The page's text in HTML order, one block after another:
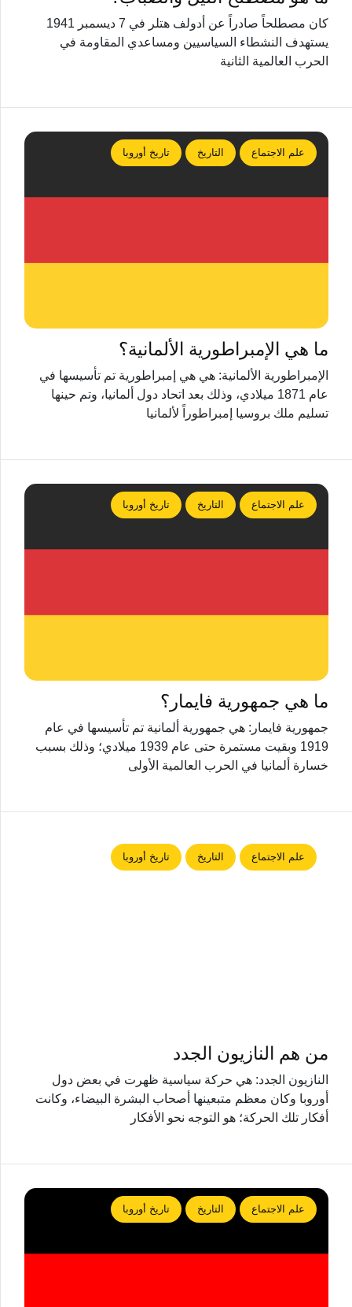
كان مصطلحاً صادراً عن أدولف هتلر في 7 ديسمبر 1941
يستهدف النشطاء السياسيين ومساعدي المقاومة في
الحرب العالمية الثانية
علم الاجتماع التاريخ تاريخ أوروبا
ما هي الإمبراطورية الألمانية؟
الإمبراطورية الألمانية: هي هي إمبراطورية تم تأسيسها في
عام 1871 ميلادي، وذلك بعد اتحاد دول ألمانيا، وتم حينها
تسليم ملك بروسيا إمبراطوراً لألمانيا
علم الاجتماع التاريخ تاريخ أوروبا
ما هي جمهورية فايمار؟
جمهورية فايمار: هي جمهورية ألمانية تم تأسيسها في عام
1919 وبقيت مستمرة حتى عام 1939 ميلادي؛ وذلك بسبب
خسارة ألمانيا في الحرب العالمية الأولى
علم الاجتماع التاريخ تاريخ أوروبا
من هم النازيون الجدد
النازيون الجدد: هي حركة سياسية ظهرت في بعض دول
أوروبا وكان معظم متبعينها أصحاب البشرة البيضاء، وكانت
أفكار تلك الحركة؛ هو التوجه نحو الأفكار
علم الاجتماع التاريخ تاريخ أوروبا